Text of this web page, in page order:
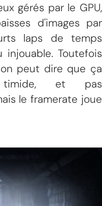
gérés par le GPU,
d'images par
laps de temps
Toutefois
peut dire que ça
timide, et pas
le framerate joue